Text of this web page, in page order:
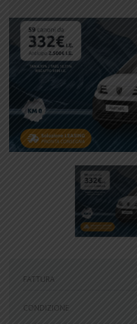
FATTURA
CONDIZIONE